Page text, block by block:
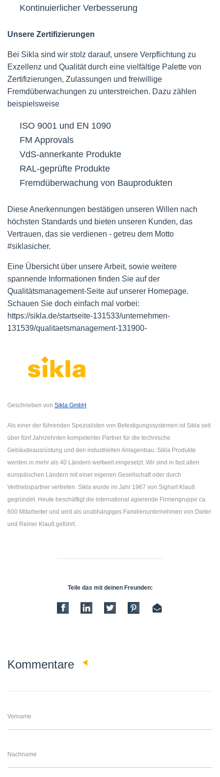
Kontinuierlicher Verbesserung
Unsere Zertifizierungen
Bei Sikla sind wir stolz darauf, unsere Verpflichtung zu
Exzellenz und Qualität durch eine vielfältige Palette von
Zertifizierungen, Zulassungen und freiwillige
Fremdüberwachungen zu unterstreichen. Dazu zählen
beispielsweise
ISO 9001 und EN 1090
FM Approvals
VdS-annerkante Produkte
RAL-geprüfte Produkte
Fremdüberwachung von Bauprodukten
Diese Anerkennungen bestätigen unseren Willen nach
höchsten Standards und bieten unseren Kunden, das
Vertrauen, das sie verdienen - getreu dem Motto
#siklasicher.
Eine Übersicht über unsere Arbeit, sowie weitere
spannende Informationen finden Sie auf der
Qualitätsmanagement-Seite auf unserer Homepage.
Schauen Sie doch einfach mal vorbei:
https://sikla.de/startseite-131533/unternehmen-
131539/qualitaetsmanagement-131900-
Geschrieben von Sikla GmbH
Als einer der führenden Spezialisten von Befestigungssystemen ist Sikla seit
über fünf Jahrzehnten kompetenter Partner für die technische
Gebäudeausrüstung und den industriellen Anlagenbau. Sikla Produkte
werden in mehr als 40 Ländern weltweit eingesetzt. Wir sind in fast allen
europäischen Ländern mit einer eigenen Gesellschaft oder durch
Vertriebspartner vertreten. Sikla wurde im Jahr 1967 von Sighart Klauß
gegründet. Heute beschäftigt die international agierende Firmengruppe ca.
600 Mitarbeiter und wird als unabhängiges Familienunternehmen von Dieter
und Reiner Klauß geführt.
Teile das mit deinen Freunden:
Kommentare
Vorname
Nachname